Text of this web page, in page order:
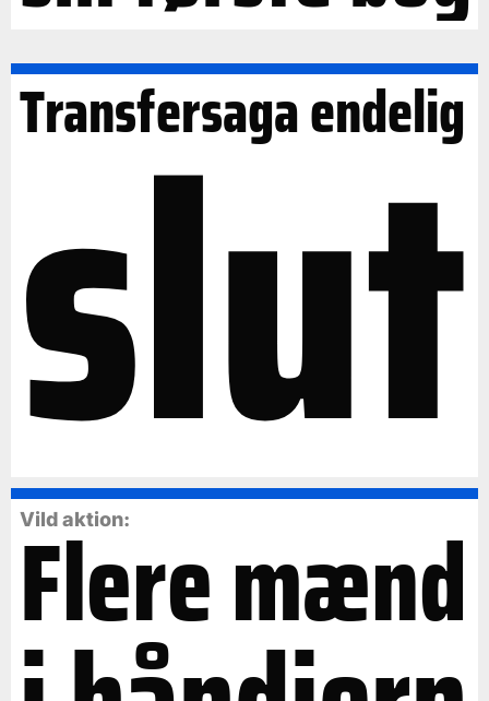
Transfersaga endelig
slut
Vild aktion:
Flere mænd